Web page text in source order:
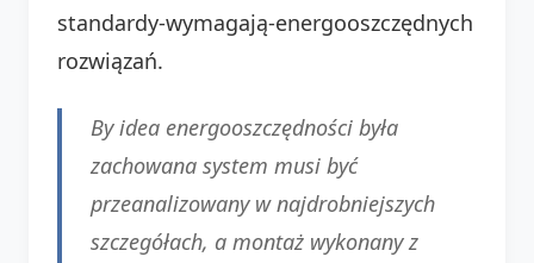
standardy-wymagają-energooszczędnych
rozwiązań.
By idea energooszczędności była
zachowana system musi być
przeanalizowany w najdrobniejszych
szczegółach, a montaż wykonany z